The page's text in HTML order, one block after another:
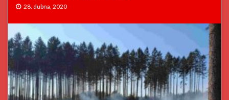
28. dubna, 2020